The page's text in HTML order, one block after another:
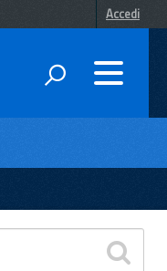
Accedi